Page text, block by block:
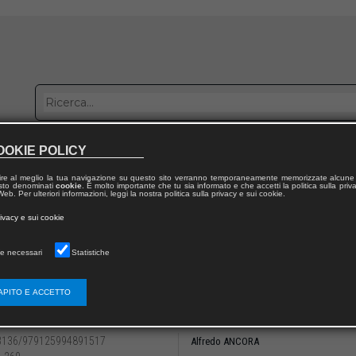
con noi
ed espressioni psicopatologiche
VII. La psicopatologia dei migranti
979125994891517 Alfredo ANCORA
POLICY
al meglio la tua navigazione su questo sito verranno temporaneamente memorizzate alcune
denominati cookie. È molto importante che tu sia informato e che accetti la politica sulla
Per ulteriori informazioni, leggi la nostra politica sulla privacy e sui cookie.
e sui cookie
necessari Statistiche
E ACCETTO